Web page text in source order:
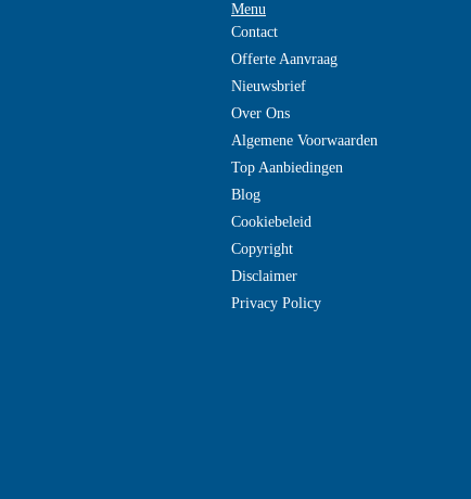
Menu
Contact
Offerte Aanvraag
Nieuwsbrief
Over Ons
Algemene Voorwaarden
Top Aanbiedingen
Blog
Cookiebeleid
Copyright
Disclaimer
Privacy Policy